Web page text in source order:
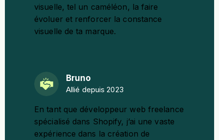
visuelle, tel un caméléon, la faire
évoluer et renforcer la constance
visuelle de ta marque.
Bruno
Allié depuis 2023
En tant que développeur web freelance
spécialisé dans Shopify, j’ai une vaste
expérience dans la création de